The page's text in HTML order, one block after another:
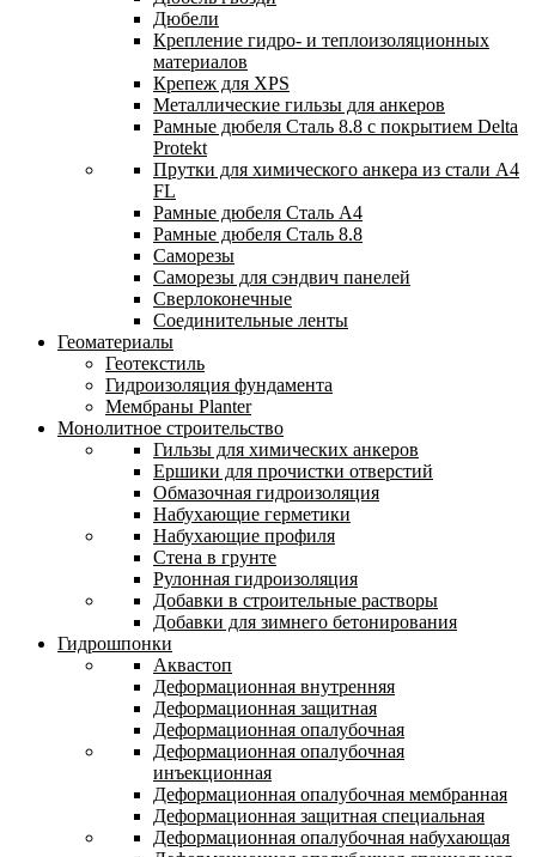
Дюбели
Крепление гидро- и теплоизоляционных
материалов
Крепеж для XPS
Металлические гильзы для анкеров
Рамные дюбеля Сталь 8.8 с покрытием Delta
Protekt
Прутки для химического анкера из стали А4
FL
Рамные дюбеля Сталь A4
Рамные дюбеля Сталь 8.8
Саморезы
Саморезы для сэндвич панелей
Сверлоконечные
Соединительные ленты
Геоматериалы
Геотекстиль
Гидроизоляция фундамента
Мембраны Planter
Монолитное строительство
Гильзы для химических анкеров
Ершики для прочистки отверстий
Обмазочная гидроизоляция
Набухающие герметики
Набухающие профиля
Стена в грунте
Рулонная гидроизоляция
Добавки в строительные растворы
Добавки для зимнего бетонирования
Гидрошпонки
Аквастоп
Деформационная внутренняя
Деформационная защитная
Деформационная опалубочная
Деформационная опалубочная
инъекционная
Деформационная опалубочная мембранная
Деформационная защитная специальная
Деформационная опалубочная набухающая